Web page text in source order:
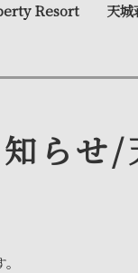
Resort 天城
らせ/